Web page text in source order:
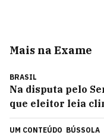
Mais na Exame
BRASIL
Na disputa pelo
que eleitor leia
UM CONTEÚDO BÚSSOLA